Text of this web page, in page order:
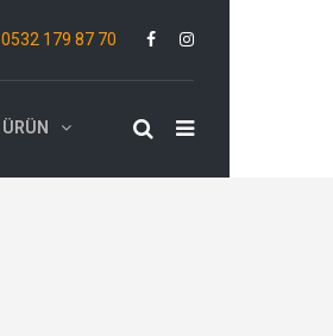
0532 179 87 70
ÜRÜN